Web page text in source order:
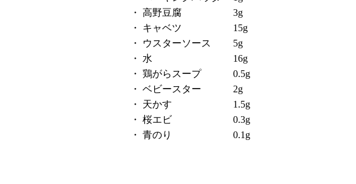
・ 高野豆腐
3g
・
キャベツ
15g
・
ウスターソース
5g
・
水
16g
・ 鶏がらスープ
0.5g
・ ベビースター
2g
・
天かす
1.5g
・ 桜エビ
0.3g
・ 青のり 0.1g